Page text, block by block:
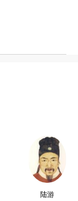
陆游